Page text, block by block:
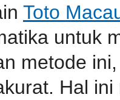
Toto
untuk
metode
Hal